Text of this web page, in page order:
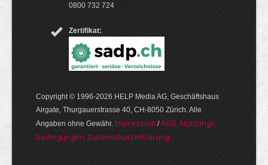
0800 732 724
Zertifikat:
Copyright © 1996-2026 HELP Media AG, Geschäftshaus
Airgate, Thurgauer­strasse 40, CH-8050 Zürich. Alle
Angaben ohne Gewähr. Im­pres­sum /AGB, Nut­zungs­
bedin­gungen, Daten­schutz­er­klärung